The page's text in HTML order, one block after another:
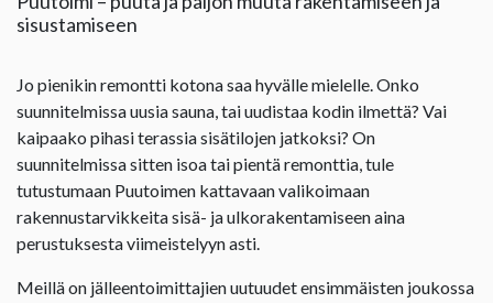
sisustamiseen
Jo pienikin remontti kotona saa hyvälle mielelle. Onko
suunnitelmissa uusia sauna, tai uudistaa kodin ilmettä? Vai
kaipaako pihasi terassia sisätilojen jatkoksi? On
suunnitelmissa sitten isoa tai pientä remonttia, tule
tutustumaan Puutoimen kattavaan valikoimaan
rakennustarvikkeita sisä- ja ulkorakentamiseen aina
perustuksesta viimeistelyyn asti.
Meillä on jälleentoimittajien uutuudet ensimmäisten joukossa